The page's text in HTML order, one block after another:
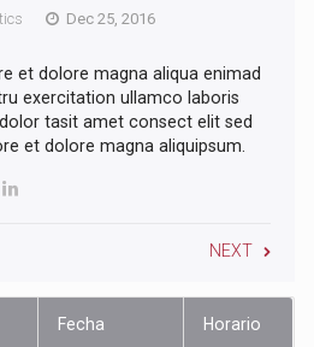
Dec 25, 2016
et dolore magna aliqua enimad
exercitation ullamco laboris
tasit amet consect elit sed
et dolore magna aliquipsum.
NEXT
Fecha Horario